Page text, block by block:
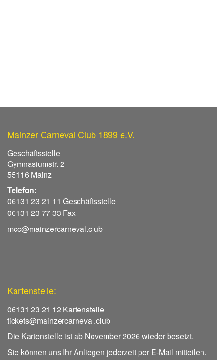
Mainzer Carneval Club 1899 e.V.
Geschäftsstelle
Gymnasiumstr. 2
55116 Mainz
Telefon:
06131 23 21 11 Geschäftsstelle
06131 23 77 33 Fax
mcc@mainzercarneval.club
Kartenstelle:
06131 23 21 12 Kartenstelle
tickets@mainzercarneval.club
Die Kartenstelle ist ab November 2026 wieder besetzt.
Sie können uns Ihr Anliegen jederzeit per E-Mail mitteilen.